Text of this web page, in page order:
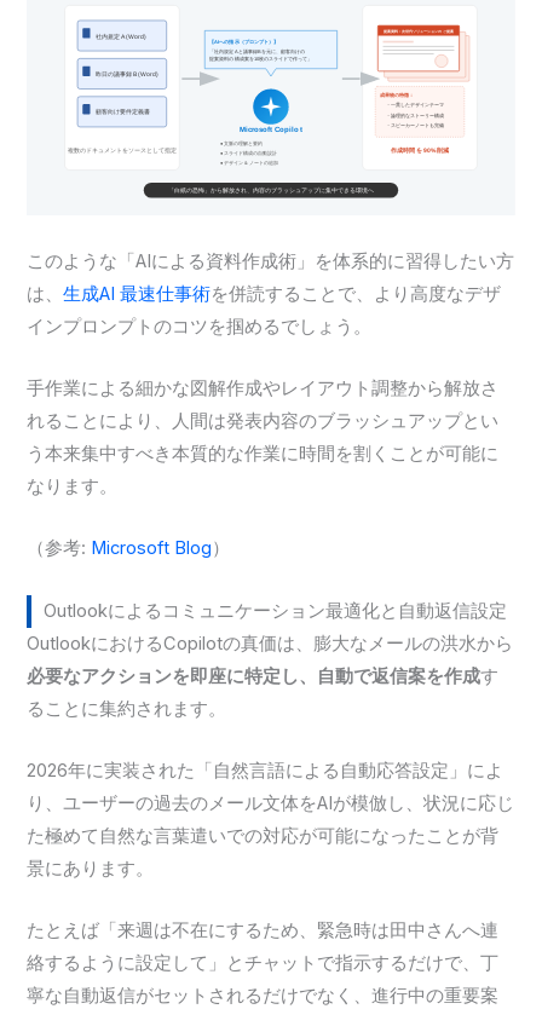
このような「AIによる資料作成術」を体系的に習得したい方
は、生成AI 最速仕事術を併読することで、より高度なデザ
インプロンプトのコツを掴めるでしょう。
手作業による細かな図解作成やレイアウト調整から解放さ
れることにより、人間は発表内容のブラッシュアップとい
う本来集中すべき本質的な作業に時間を割くことが可能に
なります。
（参考: Microsoft Blog）
Outlookによるコミュニケーション最適化と自動返信設定
OutlookにおけるCopilotの真価は、膨大なメールの洪水から
必要なアクションを即座に特定し、自動で返信案を作成す
ることに集約されます。
2026年に実装された「自然言語による自動応答設定」によ
り、ユーザーの過去のメール文体をAIが模倣し、状況に応じ
た極めて自然な言葉遣いでの対応が可能になったことが背
景にあります。
たとえば「来週は不在にするため、緊急時は田中さんへ連
絡するように設定して」とチャットで指示するだけで、丁
寧な自動返信がセットされるだけでなく、進行中の重要案